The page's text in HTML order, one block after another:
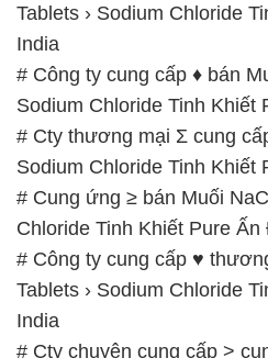
Tablets › Sodium Chloride
India
# Công ty cung cấp ♦ bán
Sodium Chloride Tinh Khiết
# Cty thương mại Σ cung
Sodium Chloride Tinh Khiết
# Cung ứng ≥ bán Muối
Chloride Tinh Khiết Pure Ấn
# Công ty cung cấp ♥
Tablets › Sodium Chloride
India
# Cty chuyên cung cấp >